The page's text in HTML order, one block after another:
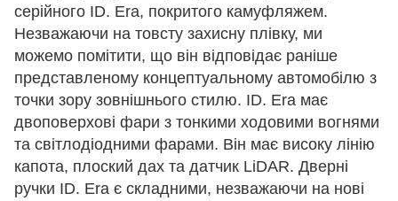
серійного ID. Era, покритого камуфляжем.
Незважаючи на товсту захисну плівку, ми
можемо помітити, що він відповідає раніше
представленому концептуальному автомобілю з
точки зору зовнішнього стилю. ID. Era має
двоповерхові фари з тонкими ходовими вогнями
та світлодіодними фарами. Він має високу лінію
капота, плоский дах та датчик LiDAR. Дверні
ручки ID. Era є складними, незважаючи на нові